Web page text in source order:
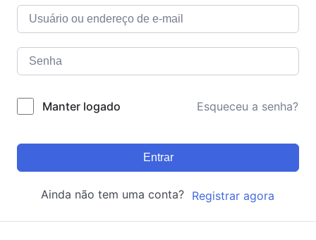
Manter logado Esqueceu a senha?
Entrar
Ainda não tem uma conta? Registrar agora